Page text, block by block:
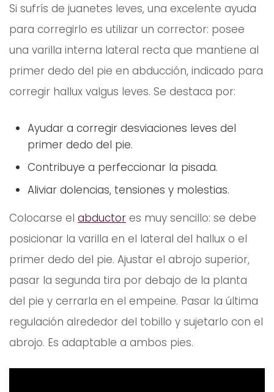
Si sufrís de juanetes leves, una excelente ayuda
para corregirlo es utilizar un corrector: posee
una varilla interna lateral recta que mantiene al
primer dedo del pie en abducción, indicado para
corregir hallux valgus leves. Se destaca por:
Ayudar a corregir desviaciones leves del
primer dedo del pie.
Contribuye a perfeccionar la pisada.
Aliviar dolencias, tensiones y molestias.
Colocarse el abductor es muy sencillo: se debe
posicionar la varilla en el lateral del hallux o el
primer dedo del pie. Ajustar el abrojo superior,
pasar la segunda tira por debajo de la planta
del pie y cerrarla en el empeine. Pasar la última
regulación alrededor del tobillo y sujetarlo con el
abrojo. Es adaptable a ambos pies.